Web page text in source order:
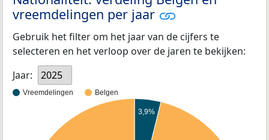
vreemdelingen per jaar
Gebruik het filter om het jaar van de cijfers te
selecteren en het verloop over de jaren te bekijken:
Jaar:
2025
Vreemdelingen Belgen
3,9%